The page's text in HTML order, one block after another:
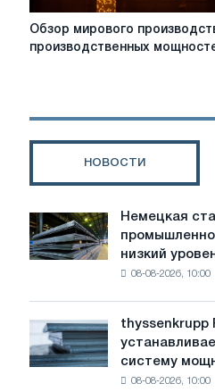
Обзор
мирового
производственных
Обзор мирового
производственных
НОВОСТИ
Немецкая
сталелитейная
промышленность
предупреждает:
воды
угрожает
безопасности
Немецкая
низкий
08-08-2026, 10:00
thyssenkrupp
Rasselstein
устанавливает
фотоэлектрическую
thyssenkrupp
систему
08-08-2026, 10:00